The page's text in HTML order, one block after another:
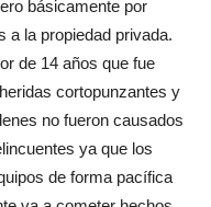
básicamente por
a la propiedad privada.
de 14 años que fue
cortopunzantes y
no fueron causados
ya que los
de forma pacífica